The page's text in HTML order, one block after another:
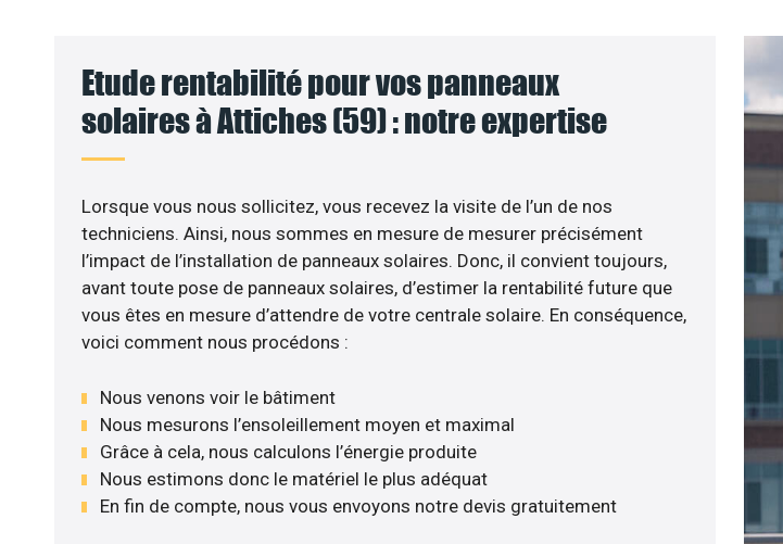
Etude rentabilité pour vos panneaux
solaires à Attiches (59) : notre expertise
Lorsque vous nous sollicitez, vous recevez la visite de l’un de nos
techniciens. Ainsi, nous sommes en mesure de mesurer précisément
l’impact de l’installation de panneaux solaires. Donc, il convient toujours,
avant toute pose de panneaux solaires, d’estimer la rentabilité future que
vous êtes en mesure d’attendre de votre centrale solaire. En conséquence,
voici comment nous procédons :
Nous venons voir le bâtiment
Nous mesurons l’ensoleillement moyen et maximal
Grâce à cela, nous calculons l’énergie produite
Nous estimons donc le matériel le plus adéquat
En fin de compte, nous vous envoyons notre devis gratuitement